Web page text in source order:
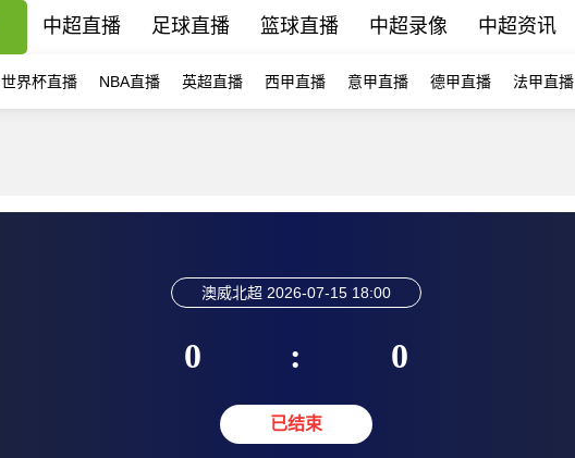
中超直播 足球直播 篮球直播 中超录像 中超资讯
世界杯直播 NBA直播 英超直播 西甲直播 意甲直播 德甲直播 法甲直播
澳威北超 2026-07-15 18:00
0 : 0
已结束